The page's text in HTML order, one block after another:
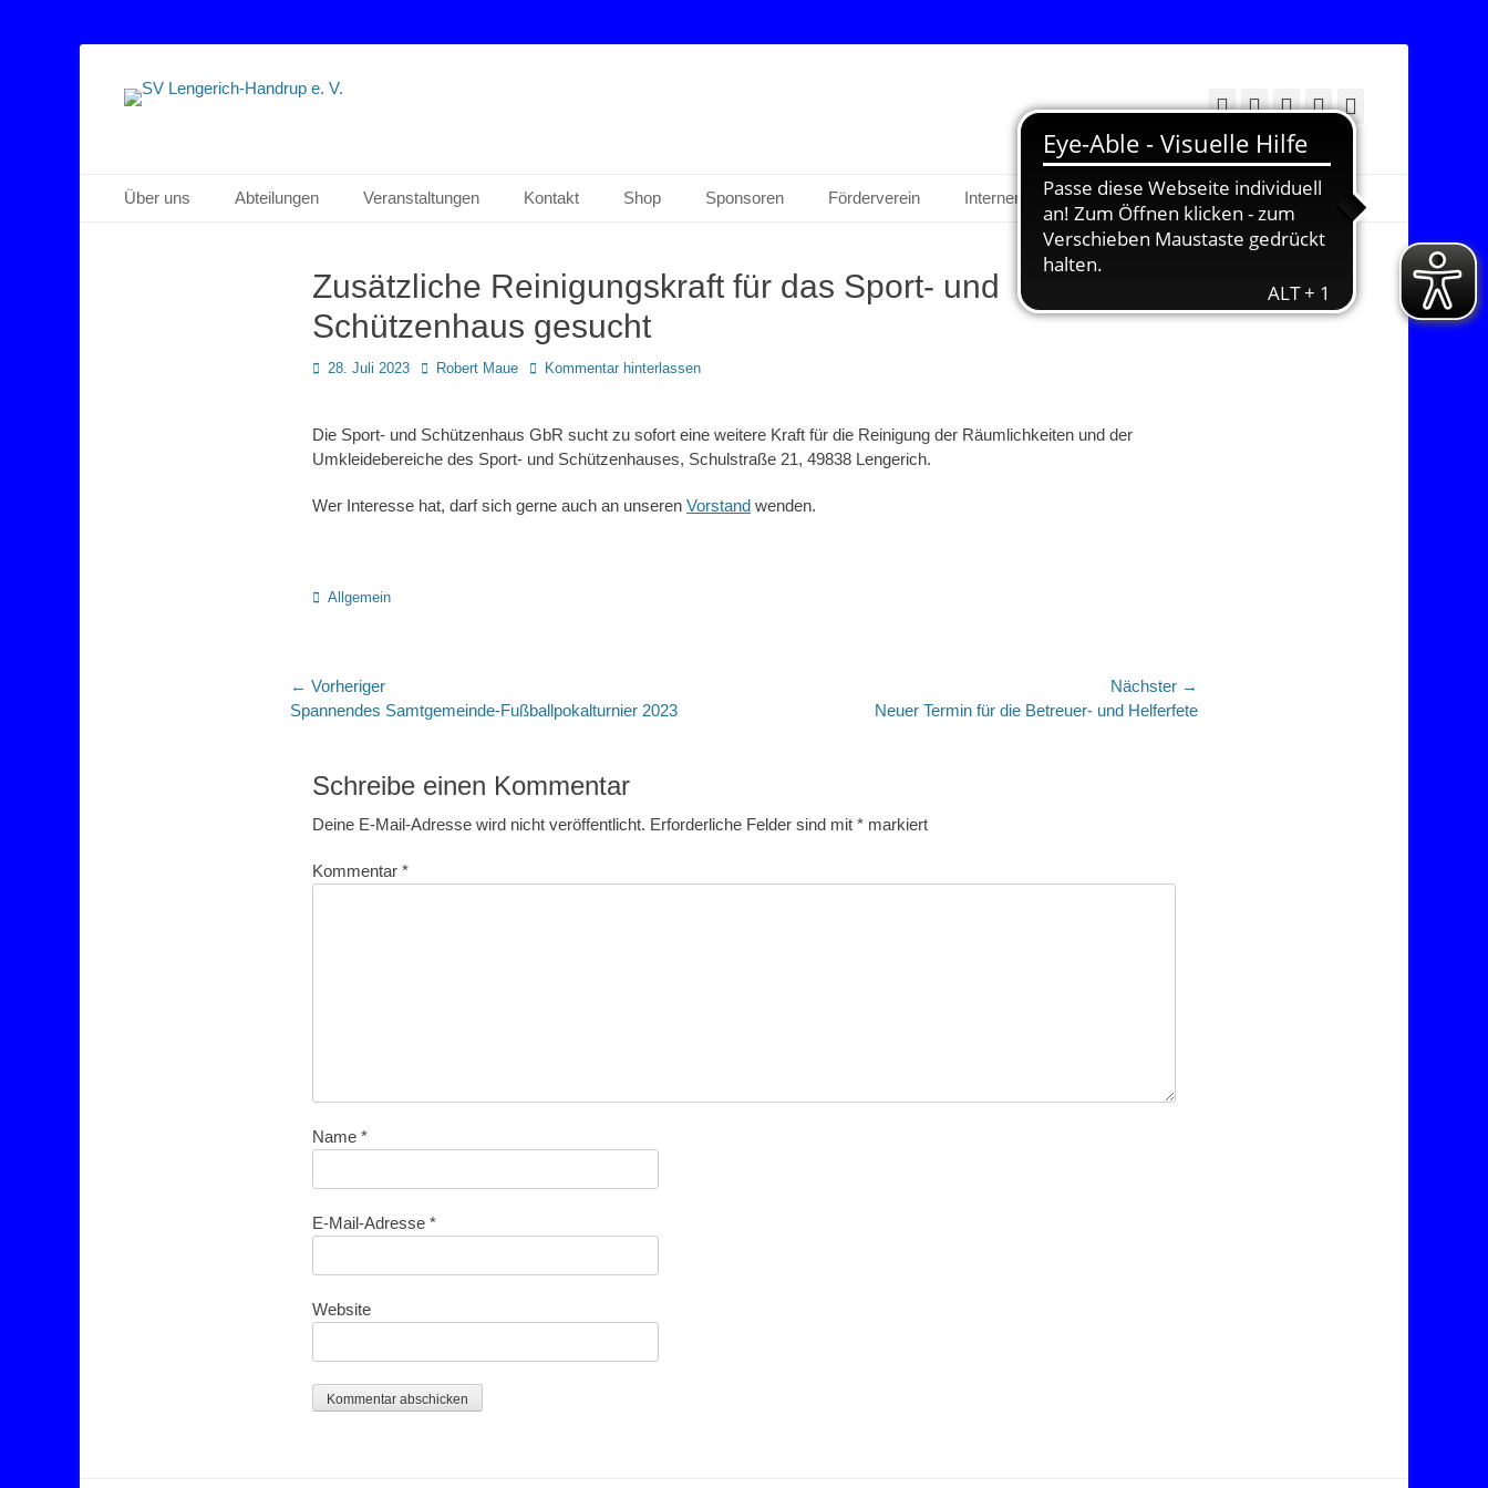
SV Lengerich-Handrup e. V.
Sportverein Lengerich Handrup Facebook
Twitter
E- YouTube
Primäres Menü
Zum
Inhalt
Über uns Abteilungen Veranstaltungen Kontakt Shop Sponsoren Förderverein Interner Bereich
Zusätzliche Reinigungskraft für das Sport- und
Schützenhaus gesucht
Posted
28. Juli 2023 AutorRobert Maue Kommentar hinterlassen
Die Sport- und Schützenhaus GbR sucht zu sofort eine weitere Kraft für die Reinigung der Räumlichkeiten und der
Umkleidebereiche des Sport- und Schützenhauses, Schulstraße 21, 49838 Lengerich.
Wer Interesse hat, darf sich gerne auch an unseren Vorstand wenden.
Kategorien
Allgemein
Beitragsnavigation
← Vorheriger
Vorheriger
Spannendes Samtgemeinde-Fußballpokalturnier 2023
Nächster →
Neuer Termin für die Betreuer- und Helferfete
Schreibe einen Kommentar
Deine E-Mail-Adresse wird nicht veröffentlicht. Erforderliche Felder sind mit * markiert
Kommentar *
Name *
E-Mail-Adresse *
Website